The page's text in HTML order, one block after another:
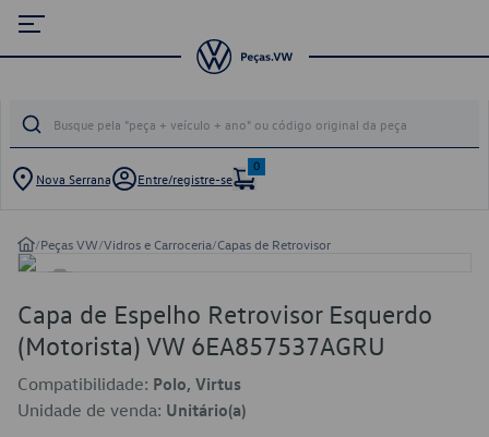
Nova Serrana Entre/registre-se
0
/Peças VW/Vidros e Carroceria/Capas de Retrovisor
Capa de Espelho Retrovisor Esquerdo
(Motorista) VW 6EA857537AGRU
Compatibilidade: Polo, Virtus
Unidade de venda: Unitário(a)